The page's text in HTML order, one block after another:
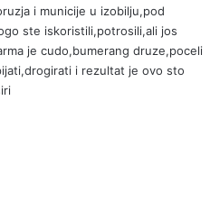
i municije u izobilju,pod
ste iskoristili,potrosili,ali jos
je cudo,bumerang druze,poceli
i rezultat je ovo sto